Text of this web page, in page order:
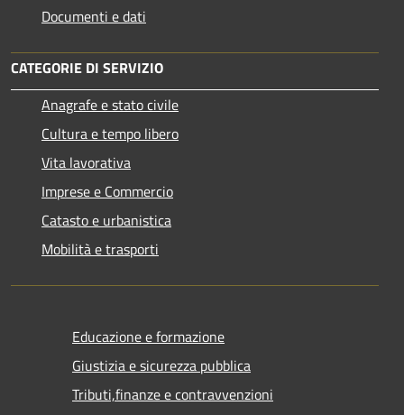
Documenti e dati
CATEGORIE DI SERVIZIO
Anagrafe e stato civile
Cultura e tempo libero
Vita lavorativa
Imprese e Commercio
Catasto e urbanistica
Mobilità e trasporti
Educazione e formazione
Giustizia e sicurezza pubblica
Tributi,finanze e contravvenzioni